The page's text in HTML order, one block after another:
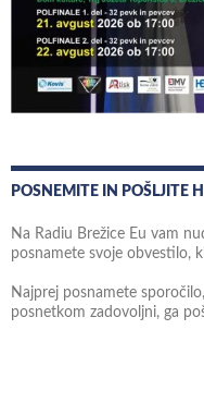
POSNEMITE IN POŠLJITE
Na Radiu Brežice Eu vam
posnamete svoje obvestilo,
Najprej posnamete
posnetkom zadovoljni, ga